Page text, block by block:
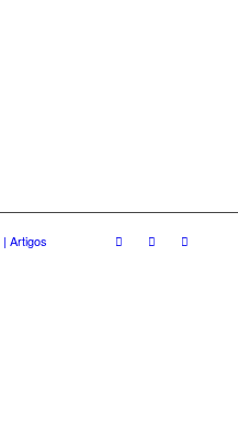
| Artigos